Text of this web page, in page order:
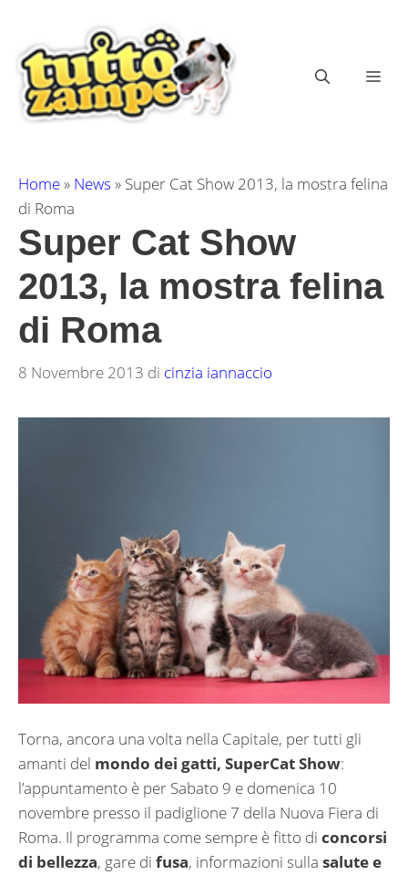
contenuto
Home» News » Super Cat Show 2013, la mostra felina
di Roma
Super Cat Show
2013, la mostra felina
di Roma
8 Novembre 2013 di cinzia iannaccio
Torna, ancora una volta nella Capitale, per tutti gli
amanti del mondo dei gatti, SuperCat Show:
l’appuntamento è per Sabato 9 e domenica 10
novembre presso il padiglione 7 della Nuova Fiera di
Roma. Il programma come sempre è fitto di concorsi
di bellezza, gare di fusa, informazioni sulla salute e